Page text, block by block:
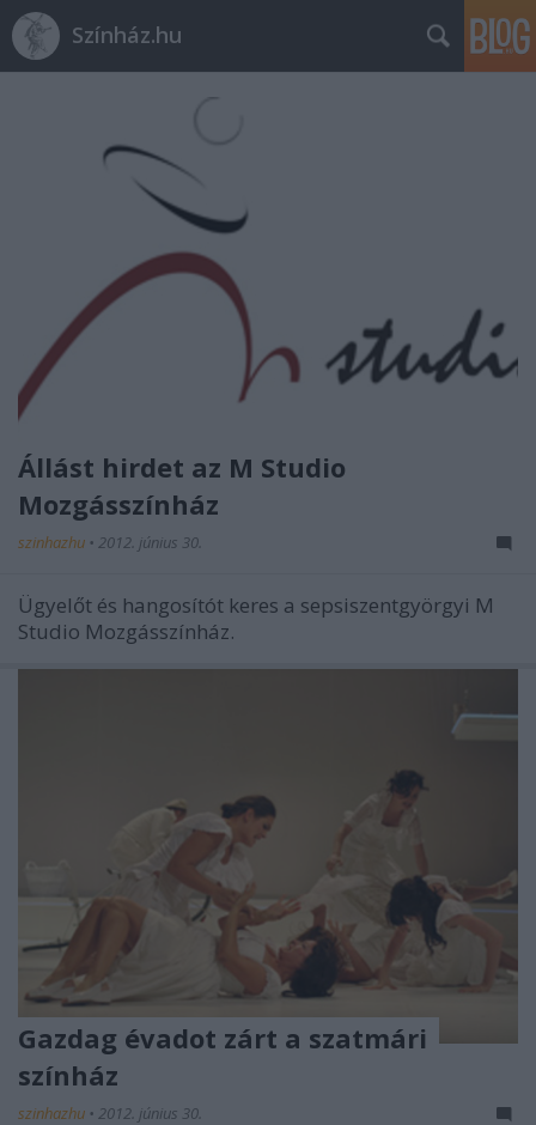
Színház.hu
Állást hirdet az M Studio
Mozgásszínház
szinhazhu • 2012. június 30.
Ügyelőt és hangosítót keres a sepsiszentgyörgyi M
Studio Mozgásszínház.
Gazdag évadot zárt a szatmári
színház
szinhazhu • 2012. június 30.